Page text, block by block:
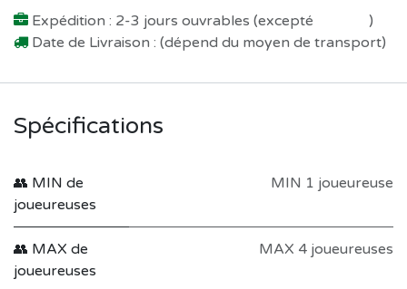
Expédition : 2-3 jours ouvrables (excepté
)
Date de Livraison : (dépend du moyen de transport)
Spécifications
👥 MIN de
joueureuses
MIN 1 joueureuse
👥 MAX de
joueureuses
MAX 4 joueureuses